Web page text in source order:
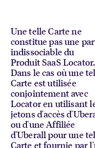
Une telle Carte ne
constitue pas une
indissociable du
Produit SaaS Locator.
Dans le cas où une
Carte est utilisée
conjointement avec
Locator en utilisant
jetons d'accès
ou d'une Affiliée
d'Uberall pour une
Carte et fournie par